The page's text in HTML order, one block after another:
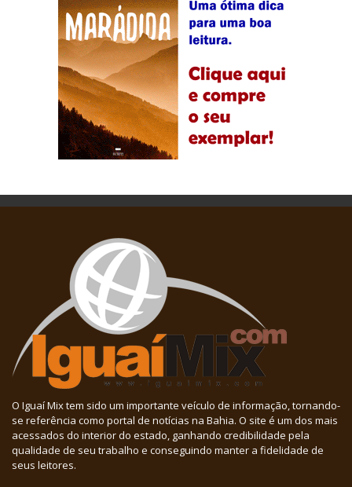
O Iguaí Mix tem sido um importante veículo de informação, tornando-
se referência como portal de notícias na Bahia. O site é um dos mais
acessados do interior do estado, ganhando credibilidade pela
qualidade de seu trabalho e conseguindo manter a fidelidade de
seus leitores.